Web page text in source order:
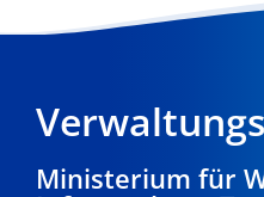
Ministerium für